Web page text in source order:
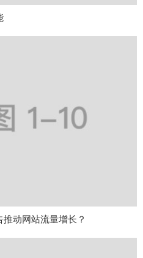
推动网站流量增长？